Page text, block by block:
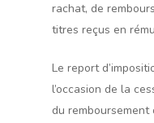
rachat, de
titres reçus en
Le report
l’occasion de la
du remboursement